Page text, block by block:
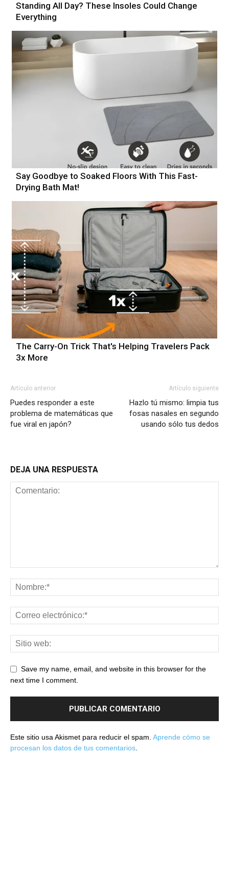
Standing All Day? These Insoles Could Change
Everything
Say Goodbye to Soaked Floors With This Fast-
Drying Bath Mat!
The Carry-On Trick That's Helping Travelers Pack
3x More
Artículo anterior
Puedes responder a este
problema de matemáticas que
fue viral en japón?
Artículo siguiente
Hazlo tú mismo: limpia tus
fosas nasales en segundo
usando sólo tus dedos
DEJA UNA RESPUESTA
Save my name, email, and website in this browser for the
next time I comment.
Este sitio usa Akismet para reducir el spam. Aprende cómo se
procesan los datos de tus comentarios